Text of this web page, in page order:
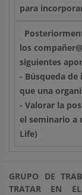
para
los
siguientes
- Búsqueda
que una
- Valorar la
el seminario a
Life)
GRUPO DE
TRATAR EN